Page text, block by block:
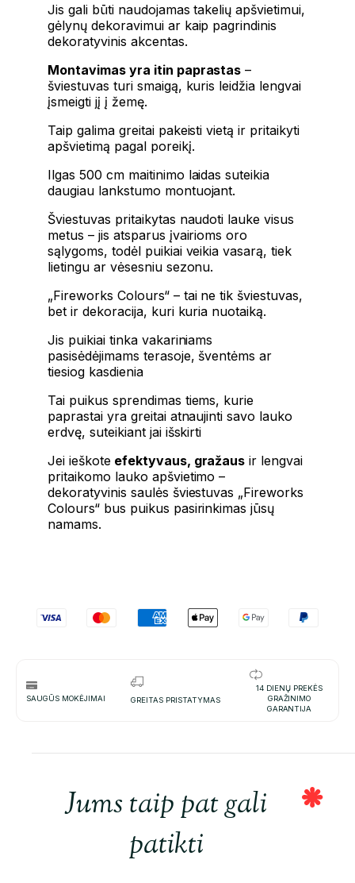
Jis gali būti naudojamas takelių apšvietimui,
gėlynų dekoravimui ar kaip pagrindinis
dekoratyvinis akcentas.
Montavimas yra itin paprastas –
šviestuvas turi smaigą, kuris leidžia lengvai
įsmeigti jį į žemę.
Taip galima greitai pakeisti vietą ir pritaikyti
apšvietimą pagal poreikį.
Ilgas 500 cm maitinimo laidas suteikia
daugiau lankstumo montuojant.
Šviestuvas pritaikytas naudoti lauke visus
metus – jis atsparus įvairioms oro
sąlygoms, todėl puikiai veikia vasarą, tiek
lietingu ar vėsesniu sezonu.
„Fireworks Colours“ – tai ne tik šviestuvas,
bet ir dekoracija, kuri kuria nuotaiką.
Jis puikiai tinka vakariniams
pasisėdėjimams terasoje, šventėms ar
tiesiog kasdienia
Tai puikus sprendimas tiems, kurie
paprastai yra greitai atnaujinti savo lauko
erdvę, suteikiant jai išskirti
Jei ieškoteefektyvaus, gražaus ir lengvai
pritaikomo lauko apšvietimo –
dekoratyvinis saulės šviestuvas „Fireworks
Colours“ bus puikus pasirinkimas jūsų
namams.
SAUGŪS MOKĖJIMAI GREITAS PRISTATYMAS
14 DIENŲ PREKĖS
GRAŽINIMO
GARANTIJA
Jums taip pat gali
patikti